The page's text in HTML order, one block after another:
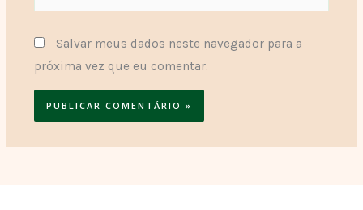
Salvar meus dados neste navegador para a
próxima vez que eu comentar.